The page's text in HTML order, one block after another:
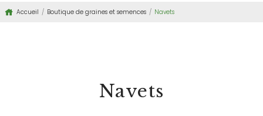
Accueil / Boutique de graines et semences / Navets
Navets